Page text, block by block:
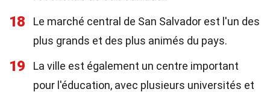
18
Le marché central de San Salvador est l'un des
plus grands et des plus animés du pays.
19
La ville est également un centre important
pour l'éducation, avec plusieurs universités et